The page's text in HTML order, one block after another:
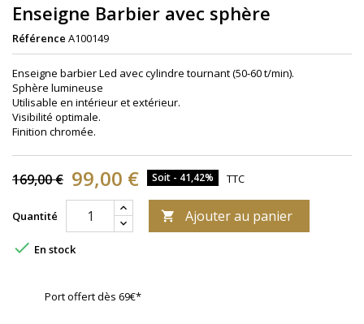
Enseigne Barbier avec sphère
Référence A100149
Enseigne barbier Led avec cylindre tournant (50-60 t/min).
Sphère lumineuse
Utilisable en intérieur et extérieur.
Visibilité optimale.
Finition chromée.
169,00 € 99,00 € Soit - 41,42% TTC
Quantité  Ajouter au panier
 En stock
Port offert dès 69€*